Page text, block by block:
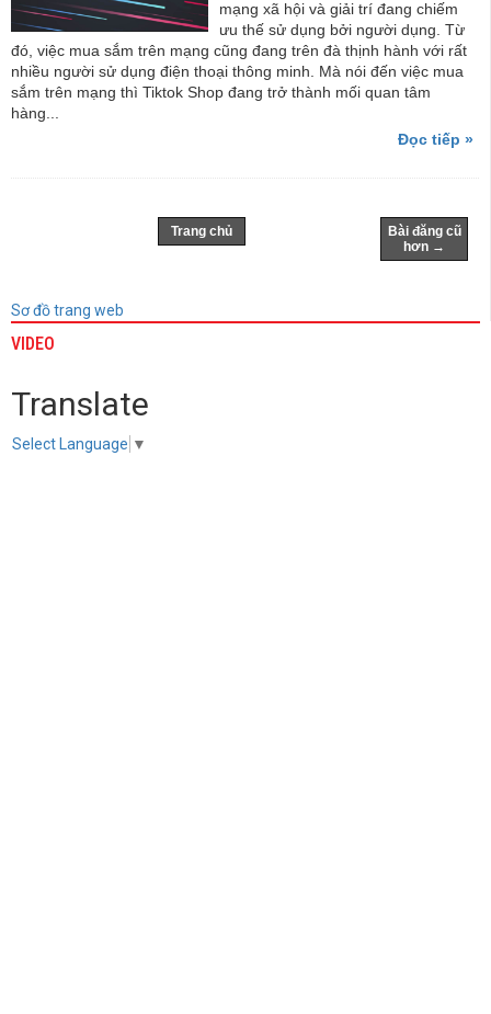
mạng xã hội và giải trí đang chiếm
ưu thế sử dụng bởi người dụng. Từ
đó, việc mua sắm trên mạng cũng đang trên đà thịnh hành với rất
nhiều người sử dụng điện thoại thông minh. Mà nói đến việc mua
sắm trên mạng thì Tiktok Shop đang trở thành mối quan tâm
hàng...
Đọc tiếp »
Bài đăng cũ
hơn →
Trang chủ
Sơ đồ trang web
VIDEO
Translate
Select Language ▼